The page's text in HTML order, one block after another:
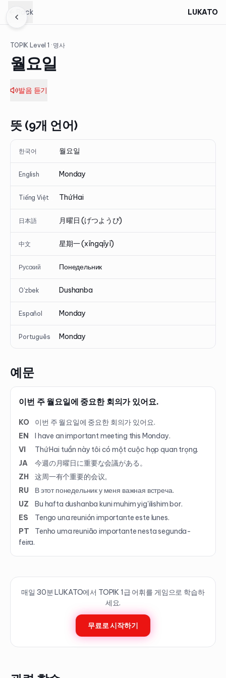
Back LUKATO
TOPIK Level1 · 명사
월요일
발음 듣기
뜻 (9개 언어)
한국어 월요일
English Monday
Tiếng Việt Thứ Hai
日本語 月曜日 (げつようび)
中文 星期一 (xīngqīyī)
Русский Понедельник
O'zbek Dushanba
Español Monday
Português Monday
예문
이번 주 월요일에 중요한 회의가 있어요.
KO
이번 주 월요일에 중요한 회의가 있어요.
EN
I have an important meeting this Monday.
VI
Thứ Hai tuần này tôi có một cuộc họp quan trọng.
JA
今週の月曜日に重要な会議がある。
ZH
这周一有个重要的会议。
RU
В этот понедельник у меня важная встреча.
UZ
Bu hafta dushanba kuni muhim yig'ilishim bor.
ES
Tengo una reunión importante este lunes.
PT
Tenho uma reunião importante nesta segunda-
feira.
매일 30분 LUKATO에서 TOPIK 1급 어휘를 게임으로 학습하
세요.
무료로 시작하기